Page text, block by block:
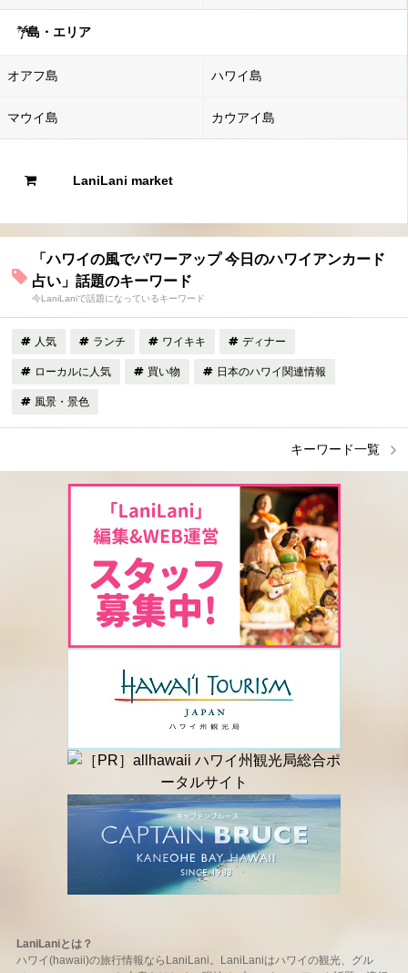
島・エリア
オアフ島 ハワイ島
マウイ島 カウアイ島
LaniLani market
「ハワイの風でパワーアップ 今日のハワイアンカード
占い」話題のキーワード
今LaniLaniで話題になっているキーワード
人気 ランチ ワイキキ ディナー
ローカルに人気 買い物 日本のハワイ関連情報
風景・景色
キーワード一覧
LaniLaniとは？
ハワイ(hawaii)の旅行情報ならLaniLani。LaniLaniはハワイの観光、グル